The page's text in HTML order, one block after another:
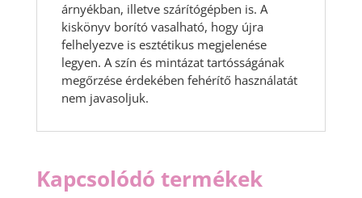
árnyékban, illetve szárítógépben is. A
kiskönyv borító vasalható, hogy újra
felhelyezve is esztétikus megjelenése
legyen. A szín és mintázat tartósságának
megőrzése érdekében fehérítő használatát
nem javasoljuk.
Kapcsolódó termékek